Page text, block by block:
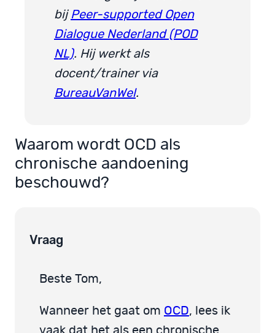
bij Peer-supported Open
Dialogue Nederland (POD
NL). Hij werkt als
docent/trainer via
BureauVanWel.
Waarom wordt OCD als
chronische aandoening
beschouwd?
Vraag
Beste Tom,
Wanneer het gaat om OCD, lees ik